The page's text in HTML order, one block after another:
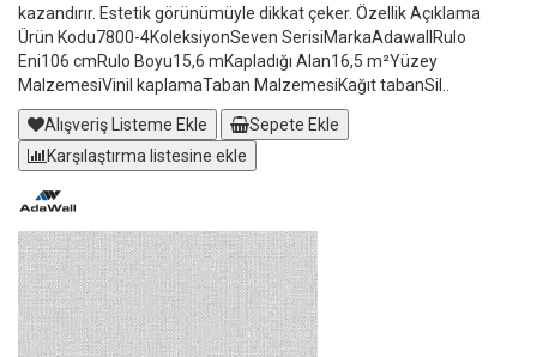
kazandırır. Estetik görünümüyle dikkat çeker. Özellik Açıklama
Ürün Kodu7800-4KoleksiyonSeven SerisiMarkaAdawallRulo
Eni106 cmRulo Boyu15,6 mKapladığı Alan16,5 m²Yüzey
MalzemesiVinil kaplamaTaban MalzemesiKağıt tabanSil..
Alışveriş Listeme Ekle
Sepete Ekle
Karşılaştırma listesine ekle